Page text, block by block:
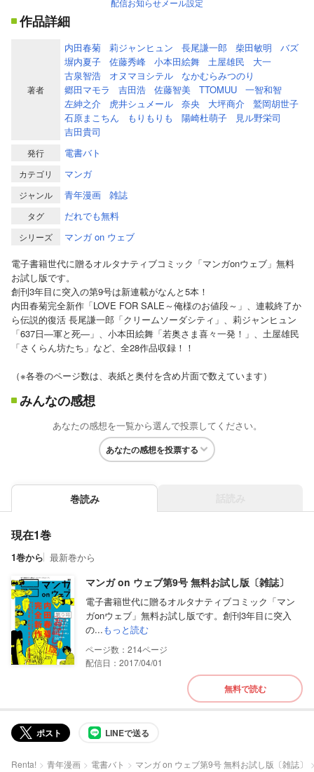
作品詳細
著者
内田春菊 莉ジャンヒュン 長尾謙一郎 柴田敏明
バズ
塀内夏子
佐藤秀峰 小本田絵舞 土屋雄民
大一
古泉智浩
オヌマヨシテル
なかむらみつのり
郷田マモラ
吉田浩 佐藤智美 TTOMUU
一智和智
左紳之介
虎井シュメール 奈央 大坪商介
鷲岡胡世子
石原まこちん
もりもりも 陽崎杜萌子
見ル野栄司
吉田貴司
発行 電書バト
カテゴリ マンガ
ジャンル 青年漫画 雑誌
タグ だれでも無料
シリーズ
マンガ on ウェブ
電子書籍世代に贈るオルタナティブコミック「マンガonウェブ」無料
お試し版です。
創刊3年目に突入の第9号は新連載がなんと5本！
内田春菊完全新作「LOVE FOR SALE～俺様のお値段～」、連載終了か
ら伝説的復活 長尾謙一郎「クリームソーダシティ」、莉ジャンヒュン
「637日―軍と死―」、小本田絵舞「若奥さま喜々一発！」、土屋雄民
「さくらん坊たち」など、全28作品収録！！
（※各巻のページ数は、表紙と奥付を含め片面で数えています）
みんなの感想
あなたの感想を一覧から選んで投票してください。
あなたの感想を投票する
巻読み
現在1巻
1巻から 最新巻から
マンガ on ウェブ第9号 無料お試し版〔雑誌〕
電子書籍世代に贈るオルタナティブコミック「マン
ガonウェブ」無料お試し版です。創刊3年目に突入
の...もっと読む
214
配信日：2017/04/01
無料で読む
ポスト LINEで送る
Renta! 青年漫画 電書バト マンガ on ウェブ第9号 無料お試し版〔雑誌〕